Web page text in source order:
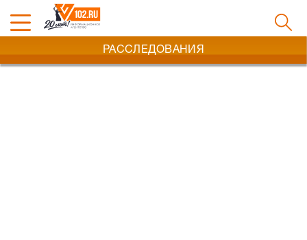
РАССЛЕДОВАНИЯ